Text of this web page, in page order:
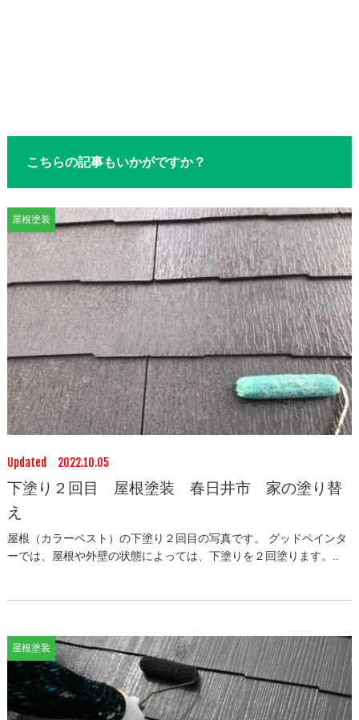
こちらの記事もいかがですか？
屋根塗装
Updated 2022.10.05
下塗り２回目 屋根塗装 春日井市 家の塗り替
え
屋根（カラーベスト）の下塗り２回目の写真です。 グッドペインタ
ーでは、屋根や外壁の状態によっては、下塗りを２回塗ります。..
屋根塗装